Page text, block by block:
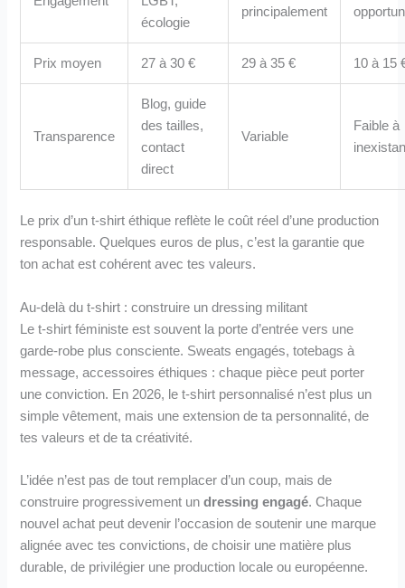
écologie
principalement
Prix moyen 27 à 30 € 29 à 35 € 10 à 15
Transparence
Blog, guide
des tailles,
contact
direct
Variable
Faible à
Le prix d’un t-shirt éthique reflète le coût réel d’une production
responsable. Quelques euros de plus, c’est la garantie que
ton achat est cohérent avec tes valeurs.
Au-delà du t-shirt : construire un dressing militant
Le t-shirt féministe est souvent la porte d’entrée vers une
garde-robe plus consciente. Sweats engagés, totebags à
message, accessoires éthiques : chaque pièce peut porter
une conviction. En 2026, le t-shirt personnalisé n’est plus un
simple vêtement, mais une extension de ta personnalité, de
tes valeurs et de ta créativité.
L’idée n’est pas de tout remplacer d’un coup, mais de
construire progressivement undressing engagé. Chaque
nouvel achat peut devenir l’occasion de soutenir une marque
alignée avec tes convictions, de choisir une matière plus
durable, de privilégier une production locale ou européenne.